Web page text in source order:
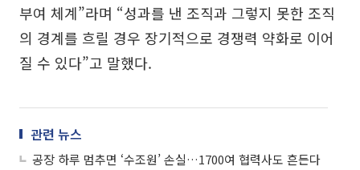
부여 체계”라며 “성과를 낸 조직과 그렇지 못한 조직
의 경계를 흐릴 경우 장기적으로 경쟁력 약화로 이어
질 수 있다”고 말했다.
관련 뉴스
공장 하루 멈추면 ‘수조원’ 손실…1700여 협력사도 흔든다